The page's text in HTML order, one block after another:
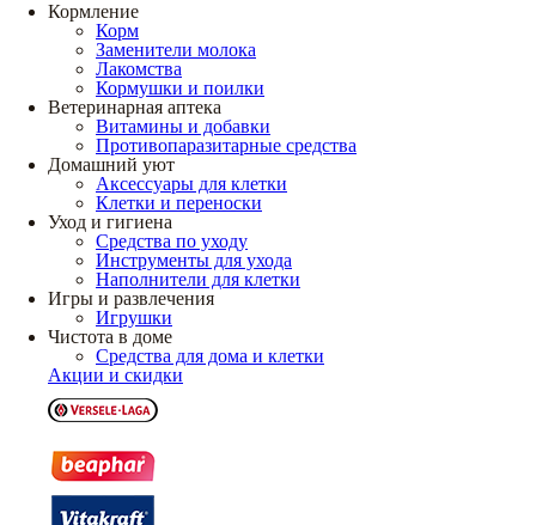
Кормление
Корм
Заменители молока
Лакомства
Кормушки и поилки
Ветеринарная аптека
Витамины и добавки
Противопаразитарные средства
Домашний уют
Аксессуары для клетки
Клетки и переноски
Уход и гигиена
Средства по уходу
Инструменты для ухода
Наполнители для клетки
Игры и развлечения
Игрушки
Чистота в доме
Средства для дома и клетки
Акции и скидки